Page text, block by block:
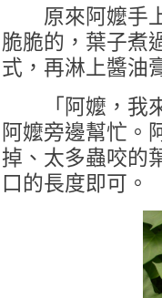
原來阿嬤手上
脆脆的，葉子煮
式，再淋上醬油
「阿嬤，我來
阿嬤旁邊幫忙。
掉、太多蟲咬的
口的長度即可。